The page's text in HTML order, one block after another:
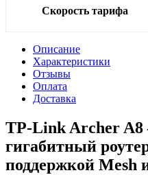
Скорость тарифа
Описание
Характеристики
Отзывы
Оплата
Доставка
TP-Link Archer A8
гигабитный
поддержкой